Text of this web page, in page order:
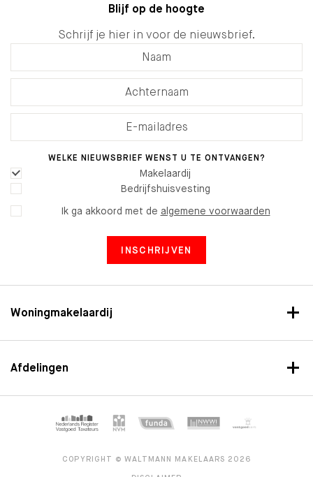
Woningmakelaardij
Afdelingen
Blijf op de hoogte
Schrijf je hier in voor de nieuwsbrief.
WELKE NIEUWSBRIEF WENST U TE ONTVANGEN?
Makelaardij
Bedrijfshuisvesting
Ik ga akkoord met de algemene voorwaarden
INSCHRIJVEN
COPYRIGHT © WALTMANN MAKELAARS 2026